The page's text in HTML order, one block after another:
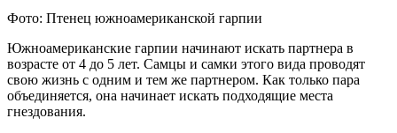
Фото: Птенец южноамериканской гарпии
Южноамериканские гарпии начинают искать партнера в
возрасте от 4 до 5 лет. Самцы и самки этого вида проводят
свою жизнь с одним и тем же партнером. Как только пара
объединяется, она начинает искать подходящие места
гнездования.